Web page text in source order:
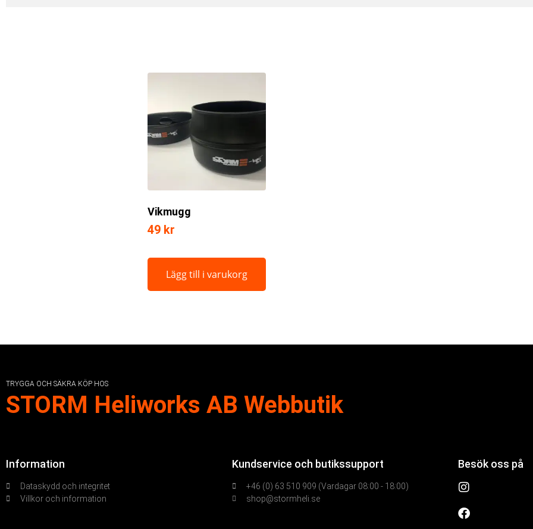
Vikmugg
49 kr
Lägg till i varukorg
TRYGGA OCH SÄKRA KÖP HOS
STORM Heliworks AB Webbutik
Information
Dataskydd och integritet
Villkor och information
Kundservice och butikssupport
+46 (0) 63 510 909 (Vardagar 08:00 - 18:00)
shop@stormheli.se
Besök oss på